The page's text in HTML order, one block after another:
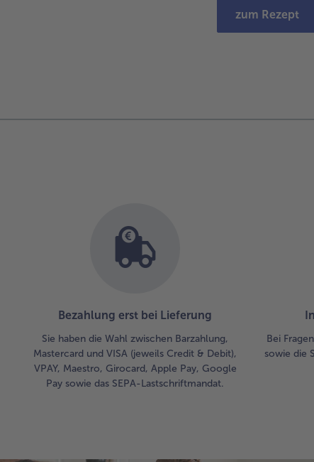
zum Rezept
Artikel-
Bezahlung erst bei Lieferung
Sie haben die Wahl zwischen Barzahlung,
Mastercard und VISA (jeweils Credit & Debit),
VPAY, Maestro, Girocard, Apple Pay, Google
Pay sowie das SEPA-Lastschriftmandat.
Bei
sowie die